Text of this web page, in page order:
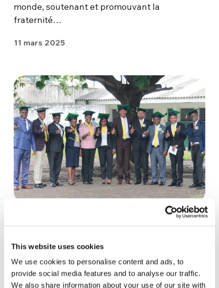
This website uses cookies
We use cookies to personalise content and ads, to
provide social media features and to analyse our traffic.
We also share information about your use of our site with
monde, soutenant et promouvant la
fraternité…
11 mars 2025
Une mine précieuse – La République
recherche de paix
Depuis des décennies, la République
Démocratique du Congo fait face à de